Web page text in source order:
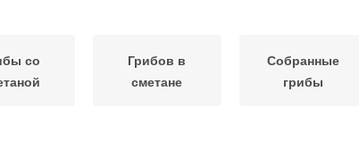
со
Грибов в
сметане
Собранные
грибы